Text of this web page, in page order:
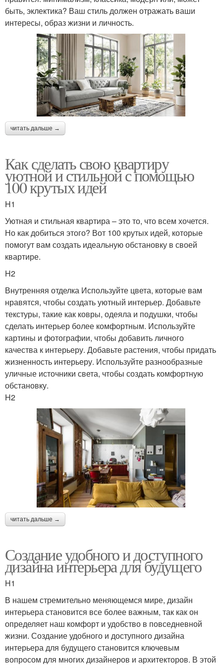
быть, эклектика? Ваш стиль должен отражать ваши
интересы, образ жизни и личность.
читать дальше →
Как сделать свою квартиру
уютной и стильной с помощью
100 крутых идей
H1
Уютная и стильная квартира – это то, что всем хочется.
Но как добиться этого? Вот 100 крутых идей, которые
помогут вам создать идеальную обстановку в своей
квартире.
H2
Внутренняя отделка Используйте цвета, которые вам
нравятся, чтобы создать уютный интерьер. Добавьте
текстуры, такие как ковры, одеяла и подушки, чтобы
сделать интерьер более комфортным. Используйте
картины и фотографии, чтобы добавить личного
качества к интерьеру. Добавьте растения, чтобы придать
жизненность интерьеру. Используйте разнообразные
уличные источники света, чтобы создать комфортную
обстановку.
H2
читать дальше →
Создание удобного и доступного
дизайна интерьера для будущего
H1
В нашем стремительно меняющемся мире, дизайн
интерьера становится все более важным, так как он
определяет наш комфорт и удобство в повседневной
жизни. Создание удобного и доступного дизайна
интерьера для будущего становится ключевым
вопросом для многих дизайнеров и архитекторов. В этой